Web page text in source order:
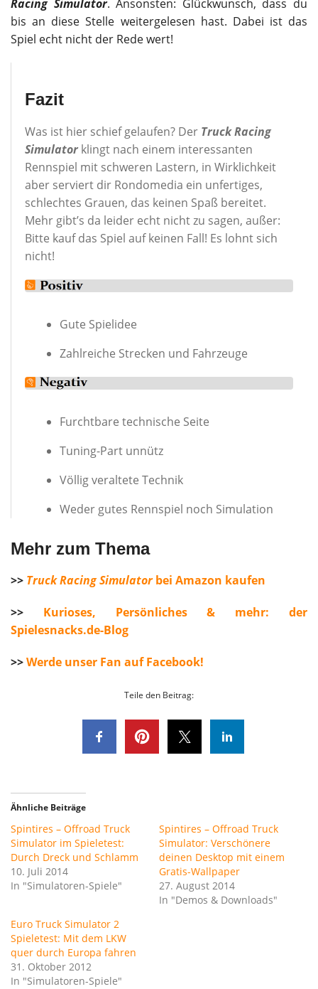
Racing Simulator. Ansonsten: Glückwunsch, dass du
bis an diese Stelle weitergelesen hast. Dabei ist das
Spiel echt nicht der Rede wert!
Fazit
Was ist hier schief gelaufen? Der Truck Racing
Simulatorklingt nach einem interessanten
Rennspiel mit schweren Lastern, in Wirklichkeit
aber serviert dir Rondomedia ein unfertiges,
schlechtes Grauen, das keinen Spaß bereitet.
Mehr gibt’s da leider echt nicht zu sagen, außer:
Bitte kauf das Spiel auf keinen Fall! Es lohnt sich
nicht!
Gute Spielidee
Zahlreiche Strecken und Fahrzeuge
Furchtbare technische Seite
Tuning-Part unnütz
Völlig veraltete Technik
Weder gutes Rennspiel noch Simulation
Mehr zum Thema
>> Truck Racing Simulatorbei Amazon kaufen
>> Kurioses, Persönliches & mehr: der
Spielesnacks.de-Blog
>>Werde unser Fan auf Facebook!
Teile den Beitrag:
Ähnliche Beiträge
Spintires – Offroad Truck
Simulator im Spieletest:
Durch Dreck und Schlamm
10. Juli 2014
In "Simulatoren-Spiele"
Spintires – Offroad Truck
Simulator: Verschönere
deinen Desktop mit einem
Gratis-Wallpaper
27. August 2014
In "Demos & Downloads"
Euro Truck Simulator 2
Spieletest: Mit dem LKW
quer durch Europa fahren
31. Oktober 2012
In "Simulatoren-Spiele"